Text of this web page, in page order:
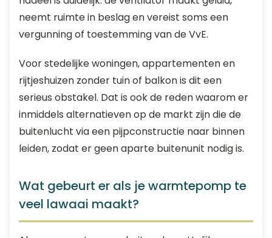
neemt ruimte in beslag en vereist soms een
vergunning of toestemming van de VvE.
Voor stedelijke woningen, appartementen en
rijtjeshuizen zonder tuin of balkon is dit een
serieus obstakel. Dat is ook de reden waarom er
inmiddels alternatieven op de markt zijn die de
buitenlucht via een pijpconstructie naar binnen
leiden, zodat er geen aparte buitenunit nodig is.
Wat gebeurt er als je warmtepomp te
veel lawaai maakt?